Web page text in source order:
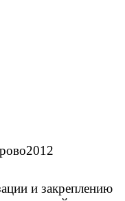
и закреплению